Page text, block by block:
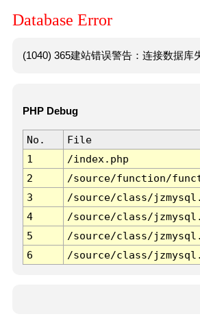
Database Error
(1040) 365建站错误警告：连接数据库
PHP Debug
No. File
1
/index.php
2
/source/function/
3
/source/class/
4
/source/class/
5
/source/class/
6
/source/class/